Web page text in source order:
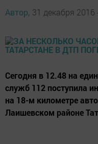
Автор, 31 декабря 2016
Сегодня в 12.48 на
служб 112 поступила
на 18-м километре
Лаишевском районе